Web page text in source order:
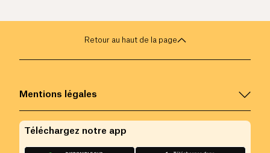
Retour au haut de la page
Mentions légales
Téléchargez notre app